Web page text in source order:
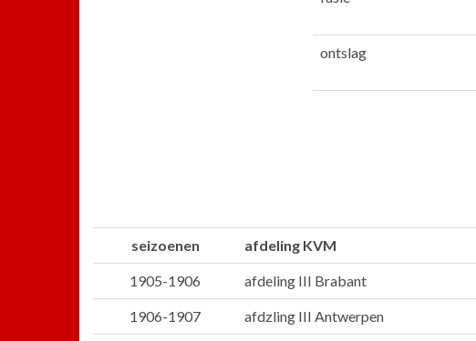
ontslag
seizoenen afdeling KVM
1905-1906 afdeling III Brabant
1906-1907 afdzling III Antwerpen